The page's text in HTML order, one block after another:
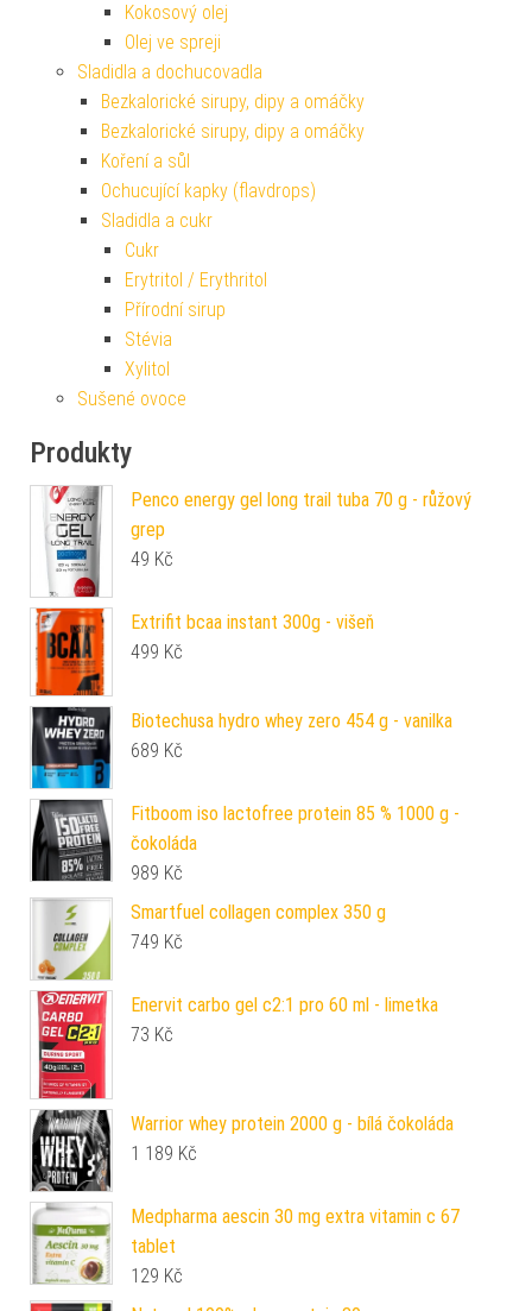
Kokosový olej
Olej ve spreji
Sladidla a dochucovadla
Bezkalorické sirupy, dipy a omáčky
Bezkalorické sirupy, dipy a omáčky
Koření a sůl
Ochucující kapky (flavdrops)
Sladidla a cukr
Cukr
Erytritol / Erythritol
Přírodní sirup
Stévia
Xylitol
Sušené ovoce
Produkty
Penco energy gel long trail tuba 70 g - růžový
grep
49 Kč
Extrifit bcaa instant 300g - višeň
499 Kč
Biotechusa hydro whey zero 454 g - vanilka
689 Kč
Fitboom iso lactofree protein 85 % 1000 g -
čokoláda
989 Kč
Smartfuel collagen complex 350 g
749 Kč
Enervit carbo gel c2:1 pro 60 ml - limetka
73 Kč
Warrior whey protein 2000 g - bílá čokoláda
1 189 Kč
Medpharma aescin 30 mg extra vitamin c 67
tablet
129 Kč